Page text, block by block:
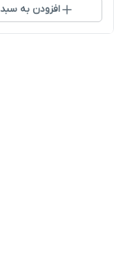
افزودن به سبد